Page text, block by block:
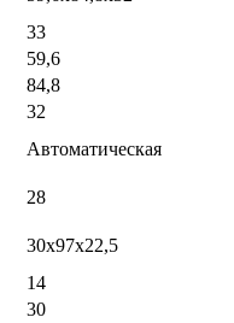
33
59,6
84,8
32
Автоматическая
28
30х97х22,5
14
30